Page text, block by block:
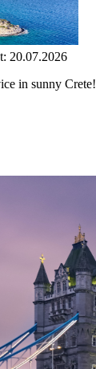
20.07.2026
in sunny Crete!